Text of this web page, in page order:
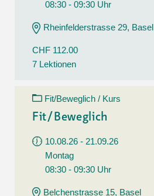
08:30 - 09:30 Uhr
Rheinfelderstrasse 29, Basel
CHF 112.00
7 Lektionen
Fit/Beweglich / Kurs
Fit/Beweglich
10.08.26 - 21.09.26
Montag
08:30 - 09:30 Uhr
Belchenstrasse 15, Basel